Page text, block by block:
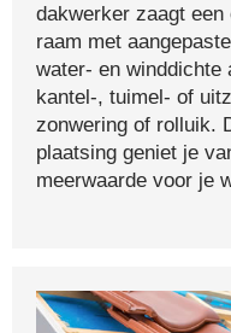
dakwerker zaagt
raam met
water- en
kantel-, tuimel- of
zonwering of rolluik.
plaatsing geniet je
meerwaarde voor je